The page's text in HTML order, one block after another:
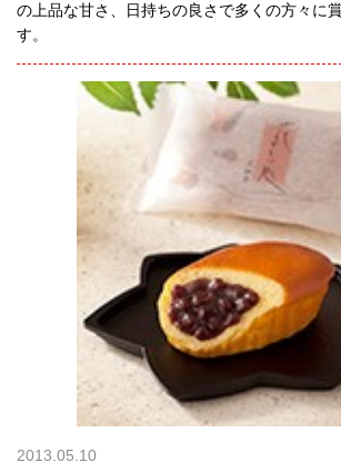
の上品な甘さ、日持ちの良さで多くの方々に
す。
2013.05.10